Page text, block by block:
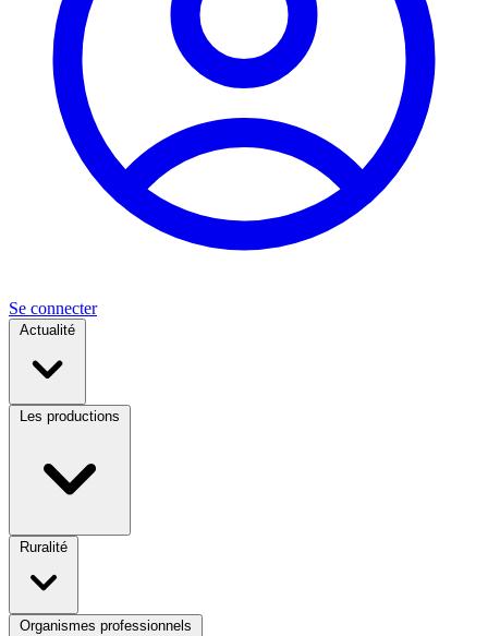
Se connecter
Actualité
Les productions
Ruralité
Organismes professionnels